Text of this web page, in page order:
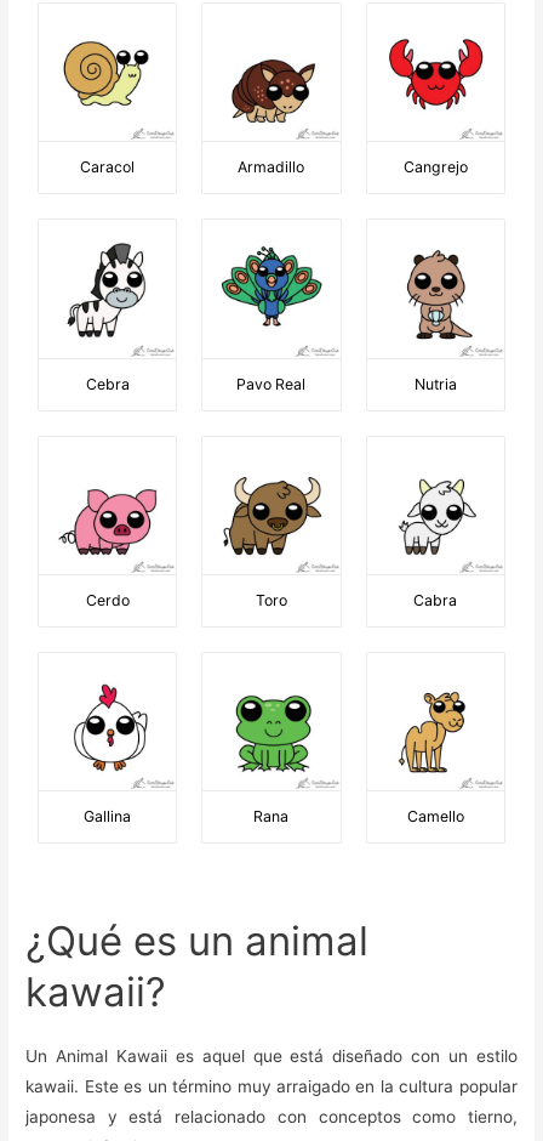
Caracol Armadillo Cangrejo
Cebra Pavo Real Nutria
Cerdo Toro Cabra
Gallina Rana Camello
¿Qué es un animal
kawaii?
Un Animal Kawaii es aquel que está diseñado con un estilo
kawaii. Este es un término muy arraigado en la cultura popular
japonesa y está relacionado con conceptos como tierno,